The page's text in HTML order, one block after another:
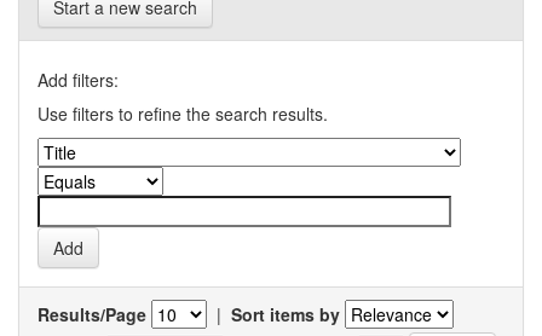
Start a new search
Add filters:
Use filters to refine the search results.
Results/Page | Sort items by